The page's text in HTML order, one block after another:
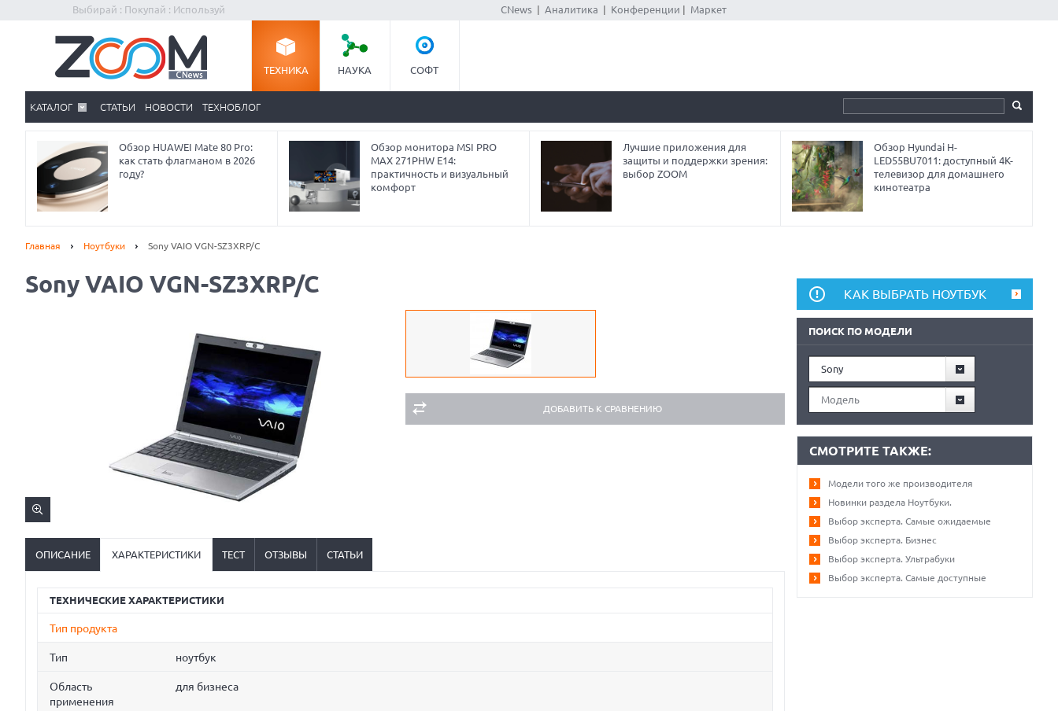
Выбирай : Покупай : Используй CNews| Аналитика Конференции Маркет
ТЕХНИКА НАУКА СОФТ
КАТАЛОГ СТАТЬИ НОВОСТИ ТЕХНОБЛОГ
Обзор HUAWEI Mate 80 Pro:
как стать флагманом в 2026
году?
Обзор монитора MSI PRO
MAX 271PHW E14:
практичность и визуальный
комфорт
Лучшие приложения для
защиты и поддержки зрения:
выбор ZOOM
Обзор Hyundai H-
LED55BU7011: доступный 4K-
телевизор для домашнего
кинотеатра
Главная Ноутбуки Sony VAIO VGN-SZ3XRP/C
Sony VAIO VGN-SZ3XRP/C
ДОБАВИТЬ К СРАВНЕНИЮ
ОПИСАНИЕ ХАРАКТЕРИСТИКИ ТЕСТ ОТЗЫВЫ СТАТЬИ
ТЕХНИЧЕСКИЕ ХАРАКТЕРИСТИКИ
Тип продукта
Тип ноутбук
Область
применения
для бизнеса
КАК ВЫБРАТЬ НОУТБУК
ПОИСК ПО МОДЕЛИ
Sony
Модель
СМОТРИТЕ ТАКЖЕ:
Модели того же производителя
Новинки раздела Ноутбуки.
Выбор эксперта. Самые ожидаемые
Выбор эксперта. Бизнес
Выбор эксперта. Ультрабуки
Выбор эксперта. Самые доступные